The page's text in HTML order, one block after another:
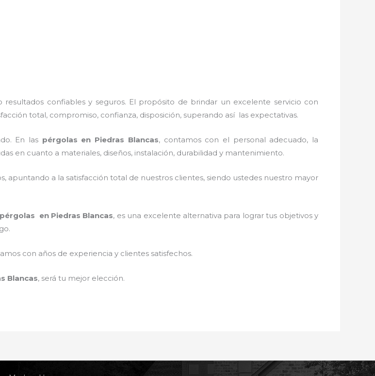
confiables y seguros. El propósito de brindar un excelente servicio con
total, compromiso, confianza, disposición, superando así las expectativas.
En las pérgolas en Piedras Blancas, contamos con el personal adecuado, la
en cuanto a materiales, diseños, instalación, durabilidad y mantenimiento.
apuntando a la satisfacción total de nuestros clientes, siendo ustedes nuestro mayor
pérgolas en Piedras Blancas, es una excelente alternativa para lograr tus objetivos y
con años de experiencia y clientes satisfechos.
Blancas, será tu mejor elección.